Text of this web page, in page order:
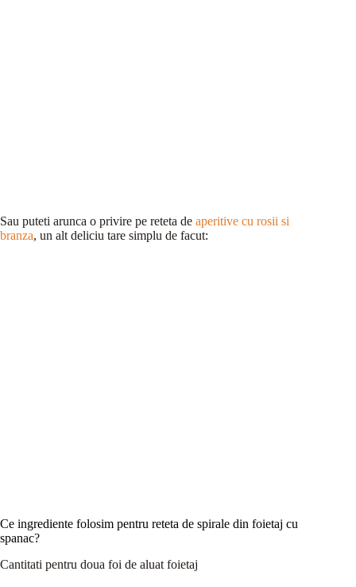
Sau puteti arunca o privire pe reteta de aperitive cu rosii si
branza, un alt deliciu tare simplu de facut:
Ce ingrediente folosim pentru reteta de spirale din foietaj cu
spanac?
Cantitati pentru doua foi de aluat foietaj